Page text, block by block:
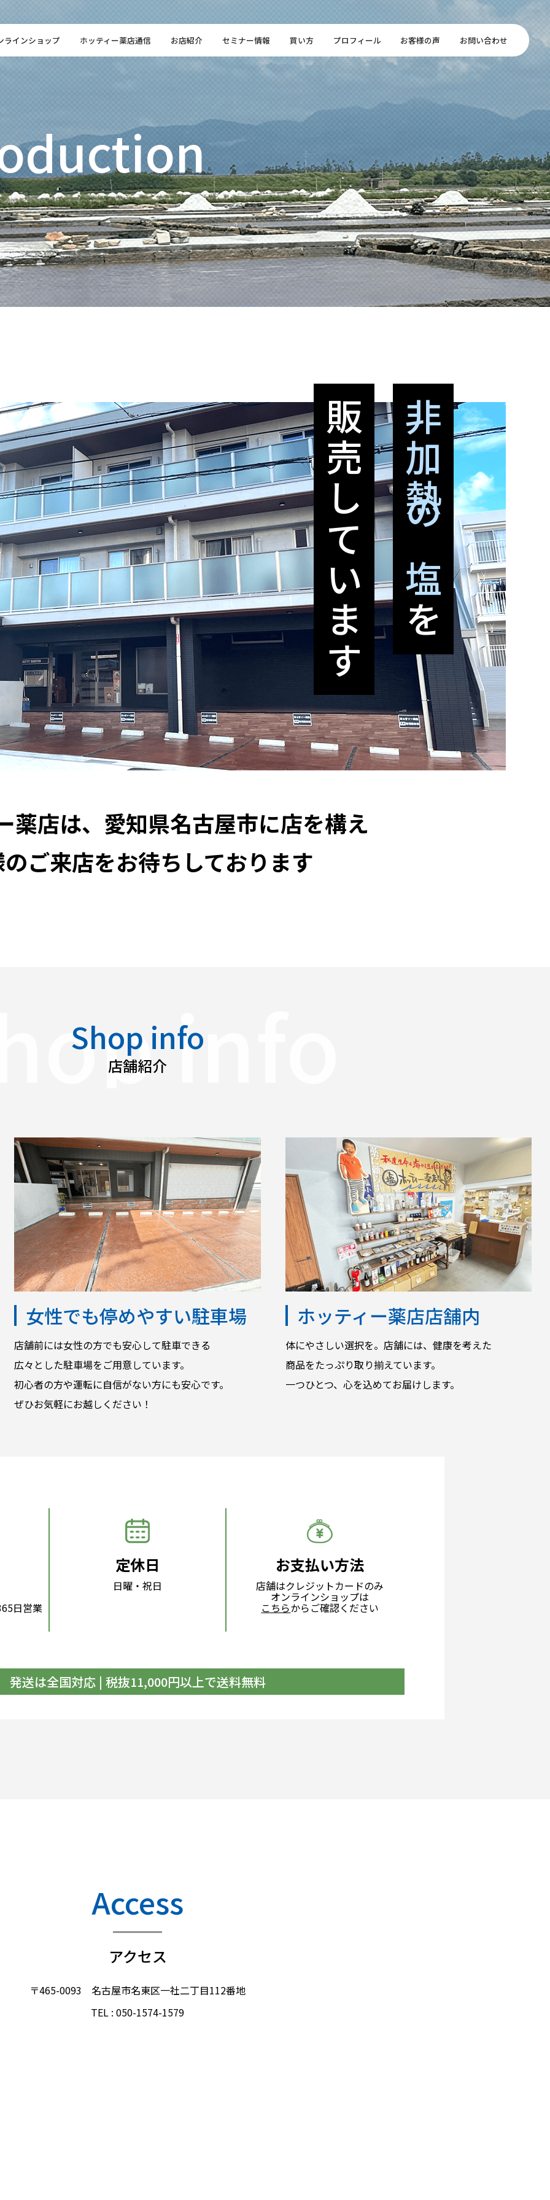
ラインショップ ホッティー薬店通信 お店紹介 セミナー情報 買い方 プロフィール お客様の声 お問い合わせ
非加熱の塩
を
販売しています
薬店は、愛知県名古屋市に店を構え
ご来店をお待ちしております
info
Shop info
店舗紹介
女性でも停めやすい駐車場
店舗前には女性の方でも安心して駐車できる
広々とした駐車場をご用意しています。
初心者の方や運転に自信がない方にも安心です。
ぜひお気軽にお越しください！
ホッティー薬店店舗内
体にやさしい選択を。店舗には、健康を考えた
商品をたっぷり取り揃えています。
一つひとつ、心を込めてお届けします。
日営業
定休日
日曜・祝日
お支払い方法
店舗はクレジットカードのみ
オンラインショップは
こちらからご確認ください
発送は全国対応 | 税抜11,000円以上で送料無料
Access
アクセス
〒465-0093 名古屋市名東区一社二丁目112番地
TEL : 050-1574-1579